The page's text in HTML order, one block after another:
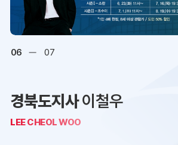
디지털아카이브 문화·관광
오시는 길
K보듬 6000
06 07
경북도지사이철우
LEE CHEOL WOO